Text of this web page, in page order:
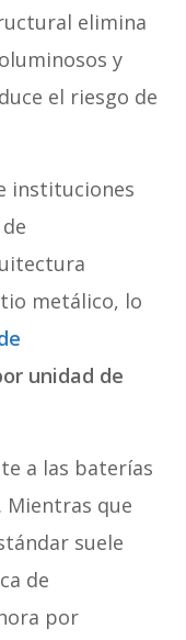
elimina
y
el riesgo de
instituciones
metálico, lo
unidad de
a las baterías
Mientras que
suele
de
por